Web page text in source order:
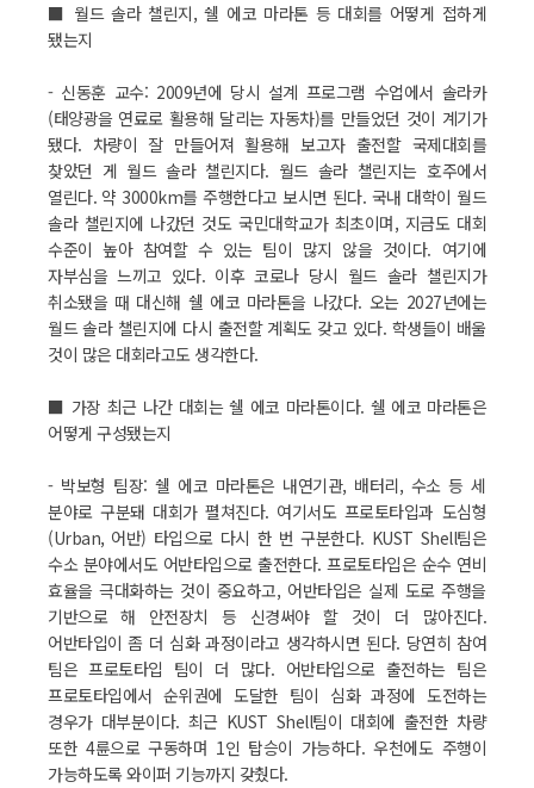
■ 월드 솔라 챌린지, 쉘 에코 마라톤 등 대회를 어떻게 접하게
됐는지
- 신동훈 교수: 2009년에 당시 설계 프로그램 수업에서 솔라카
(태양광을 연료로 활용해 달리는 자동차)를 만들었던 것이 계기가
됐다. 차량이 잘 만들어져 활용해 보고자 출전할 국제대회를
찾았던 게 월드 솔라 챌린지다. 월드 솔라 챌린지는 호주에서
열린다. 약 3000km를 주행한다고 보시면 된다. 국내 대학이 월드
솔라 챌린지에 나갔던 것도 국민대학교가 최초이며, 지금도 대회
수준이 높아 참여할 수 있는 팀이 많지 않을 것이다. 여기에
자부심을 느끼고 있다. 이후 코로나 당시 월드 솔라 챌린지가
취소됐을 때 대신해 쉘 에코 마라톤을 나갔다. 오는 2027년에는
월드 솔라 챌린지에 다시 출전할 계획도 갖고 있다. 학생들이 배울
것이 많은 대회라고도 생각한다.
■ 가장 최근 나간 대회는 쉘 에코 마라톤이다. 쉘 에코 마라톤은
어떻게 구성됐는지
- 박보형 팀장: 쉘 에코 마라톤은 내연기관, 배터리, 수소 등 세
분야로 구분돼 대회가 펼쳐진다. 여기서도 프로토타입과 도심형
(Urban, 어반) 타입으로 다시 한 번 구분한다. KUST Shell팀은
수소 분야에서도 어반타입으로 출전한다. 프로토타입은 순수 연비
효율을 극대화하는 것이 중요하고, 어반타입은 실제 도로 주행을
기반으로 해 안전장치 등 신경써야 할 것이 더 많아진다.
어반타입이 좀 더 심화 과정이라고 생각하시면 된다. 당연히 참여
팀은 프로토타입 팀이 더 많다. 어반타입으로 출전하는 팀은
프로토타입에서 순위권에 도달한 팀이 심화 과정에 도전하는
경우가 대부분이다. 최근 KUST Shell팀이 대회에 출전한 차량
또한 4륜으로 구동하며 1인 탑승이 가능하다. 우천에도 주행이
가능하도록 와이퍼 기능까지 갖췄다.